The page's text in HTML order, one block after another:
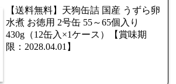
【送料無料】天狗缶詰 国産 うずら卵
水煮 お徳用 2号缶 55～65個入り
430g（12缶入×1ケース）【賞味期
限：2028.04.01】